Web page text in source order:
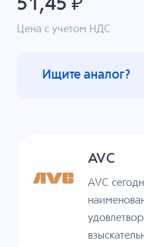
51,45 ₽
Цена с учетом НДС
Ищите аналог?
AVC
AVC